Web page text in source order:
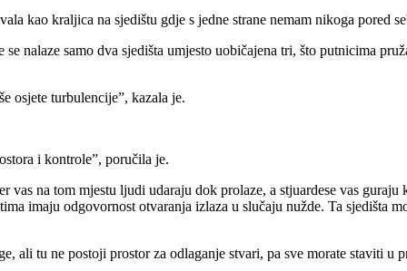
kao kraljica na sjedištu gdje s jedne strane nemam nikoga pored
nalaze samo dva sjedišta umjesto uobičajena tri, što putnicima
osjete turbulencije”, kazala je.
i kontrole”, poručila je.
vas na tom mjestu ljudi udaraju dok prolaze, a stjuardese vas
imaju odgovornost otvaranja izlaza u slučaju nužde. Ta sjedišta
ali tu ne postoji prostor za odlaganje stvari, pa sve morate staviti